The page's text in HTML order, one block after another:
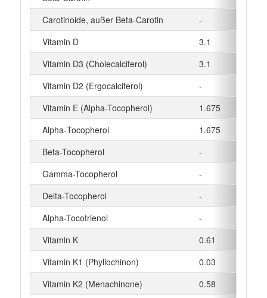
Carotinoide, außer Beta-Carotin
-
Vitamin D
3.1
Vitamin D3 (Cholecalciferol)
3.1
Vitamin D2 (Ergocalciferol)
-
Vitamin E (Alpha-Tocopherol)
1.675
Alpha‑Tocopherol
1.675
Beta-Tocopherol
-
Gamma-Tocopherol
-
Delta-Tocopherol
-
Alpha-Tocotrienol
-
Vitamin K
0.61
Vitamin K1 (Phyllochinon)
0.03
Vitamin K2 (Menachinone)
0.58